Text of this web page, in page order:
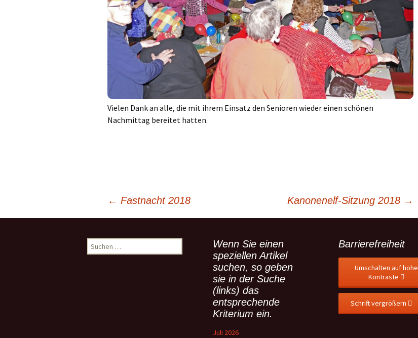
Vielen Dank an alle, die mit ihrem Einsatz den Senioren wieder einen schönen
Nachmittag bereitet hatten.
Beitragsnavigation
← Fastnacht 2018 Kanonenelf-Sitzung 2018 →
u
Wenn Sie einen
speziellen Artikel
suchen, so geben
sie in der Suche
(links) das
entsprechende
Kriterium ein.
Juli 2026
Barrierefreiheit
Umschalten auf hohe
Kontraste
Schrift vergrößern